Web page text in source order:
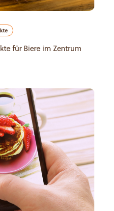
für Biere im Zentrum